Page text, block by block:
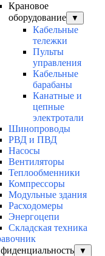
Крановое
оборудование
▼
Кабельные
тележки
Пульты
управления
Кабельные
барабаны
Канатные и
цепные
электротали
Шинопроводы
РВД и ПВД
Насосы
Вентиляторы
Теплообменники
Компрессоры
Модульные здания
Расходомеры
Энергоцепи
Складская техника
▼